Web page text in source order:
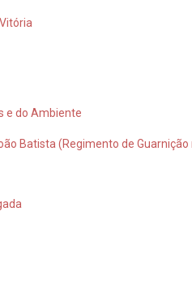
e do Ambiente
Batista (Regimento de Guarnição